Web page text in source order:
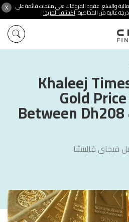
X والسلع. عقود الفروقات هي منتجات قائمة على
عالية من المخاطرة.اكتشف المزيد!
Khaleej
Gold
Between
فيجاي فاليتشا